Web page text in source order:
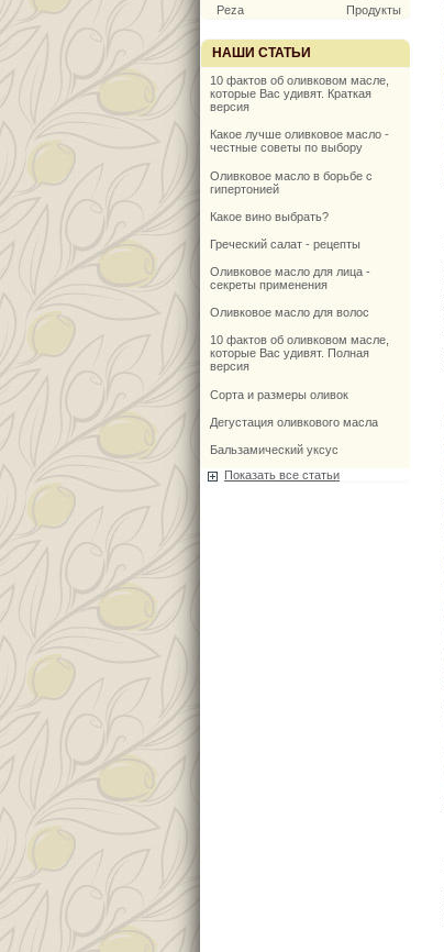
Peza
Продукты
НАШИ СТАТЬИ
10 фактов об оливковом масле,
которые Вас удивят. Краткая
версия
Какое лучше оливковое масло -
честные советы по выбору
Оливковое масло в борьбе с
гипертонией
Какое вино выбрать?
Греческий салат - рецепты
Оливковое масло для лица -
секреты применения
Оливковое масло для волос
10 фактов об оливковом масле,
которые Вас удивят. Полная
версия
Сорта и размеры оливок
Дегустация оливкового масла
Бальзамический уксус
Показать все статьи